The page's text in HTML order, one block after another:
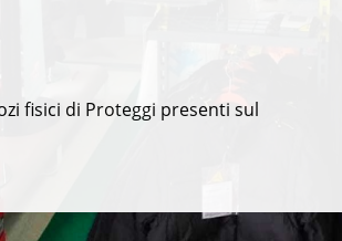
fisici di Proteggi presenti sul